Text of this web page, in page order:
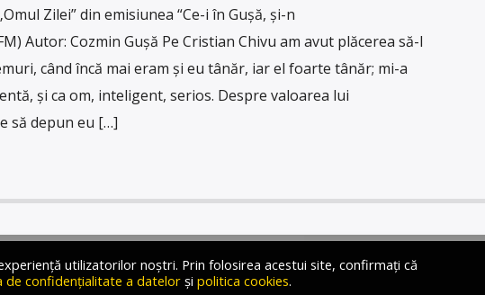
Zilei” din emisiunea “Ce-i în Gușă, și-n
Autor: Cozmin Gușă Pe Cristian Chivu am avut plăcerea să-l
când încă mai eram și eu tânăr, iar el foarte tânăr; mi-a
și ca om, inteligent, serios. Despre valoarea lui
să depun eu […]
utilizatorilor noștri. Prin folosirea acestui site, confirmați că
de confidențialitate a datelor și politica cookies.